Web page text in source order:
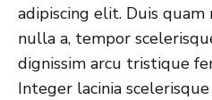
adipiscing elit. Duis
nulla a, tempor
dignissim arcu tristique
Integer lacinia